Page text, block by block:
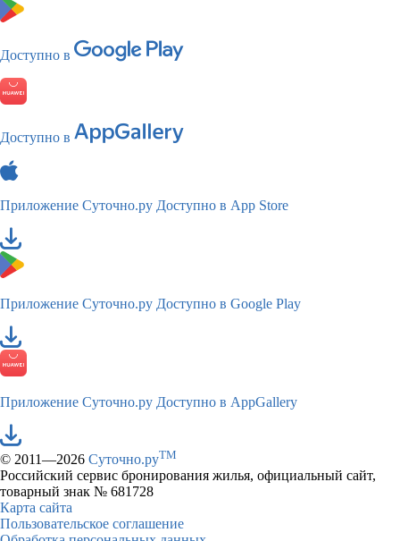
Доступно в
Доступно в
Приложение Суточно.ру Доступно в App Store
Приложение Суточно.ру Доступно в Google Play
Приложение Суточно.ру Доступно в AppGallery
© 2011—2026 Суточно.руTM
Российский сервис бронирования жилья, официальный сайт,
товарный знак № 681728
Карта сайта
Пользовательское соглашение